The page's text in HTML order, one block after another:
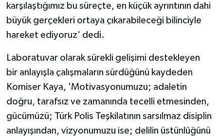
karşılaştığımız bu süreçte, en küçük ayrıntının dahi
büyük gerçekleri ortaya çıkarabileceği bilinciyle
hareket ediyoruz' dedi.
Laboratuvar olarak sürekli gelişimi destekleyen
bir anlayışla çalışmaların sürdüğünü kaydeden
Komiser Kaya, 'Motivasyonumuzu; adaletin
doğru, tarafsız ve zamanında tecelli etmesinden,
gücümüzü; Türk Polis Teşkilatının sarsılmaz disiplin
anlayışından, vizyonumuzu ise; delilin üstünlüğünü